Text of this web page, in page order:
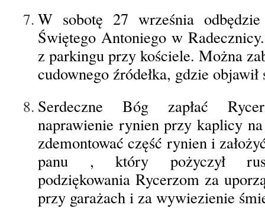
W sobotę 27 września
Świętego Antoniego w
z parkingu przy kościele. Można
cudownego źródełka, gdzie
Serdeczne Bóg zapłać
naprawienie rynien przy kaplicy na
zdemontować część rynien i
panu , który pożyczył
podziękowania Rycerzom za
przy garażach i za wywiezienie